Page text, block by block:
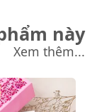
này
Xem thêm...